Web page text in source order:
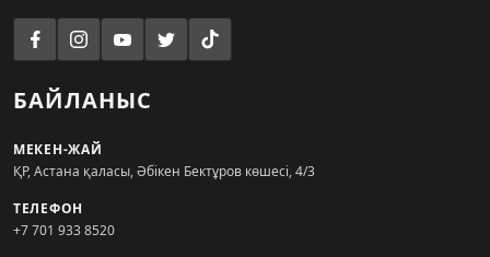
БАЙЛАНЫС
МЕКЕН-ЖАЙ
ҚР, Астана қаласы, Әбікен Бектұров көшесі, 4/3
ТЕЛЕФОН
+7 701 933 8520